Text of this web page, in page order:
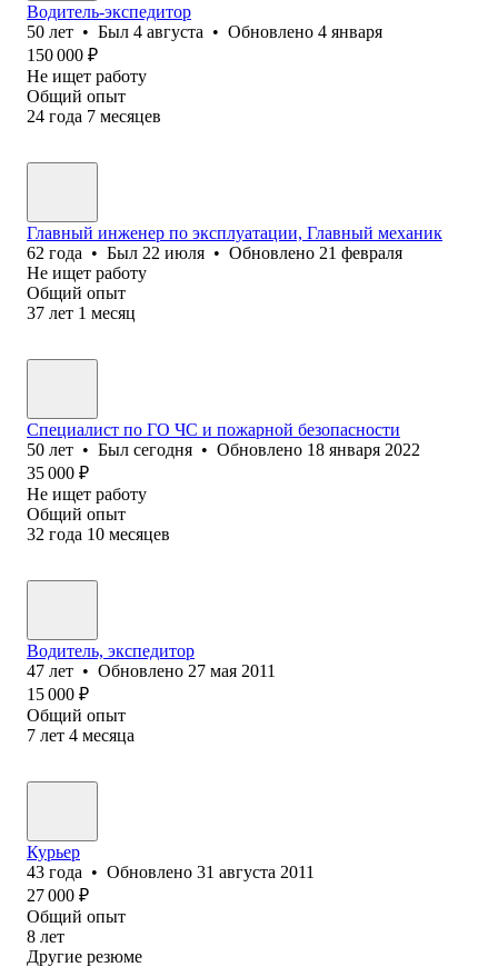
Водитель-экспедитор
50 лет • Был 4 августа • Обновлено 4 января
150 000 ₽
Не ищет работу
Общий опыт
24 года 7 месяцев
Главный инженер по эксплуатации, Главный механик
62 года • Был 22 июля • Обновлено 21 февраля
Не ищет работу
Общий опыт
37 лет 1 месяц
Специалист по ГО ЧС и пожарной безопасности
50 лет • Был сегодня • Обновлено 18 января 2022
35 000 ₽
Не ищет работу
Общий опыт
32 года 10 месяцев
Водитель, экспедитор
47 лет • Обновлено 27 мая 2011
15 000 ₽
Общий опыт
7 лет 4 месяца
Курьер
43 года • Обновлено 31 августа 2011
27 000 ₽
Общий опыт
8 лет
Другие резюме